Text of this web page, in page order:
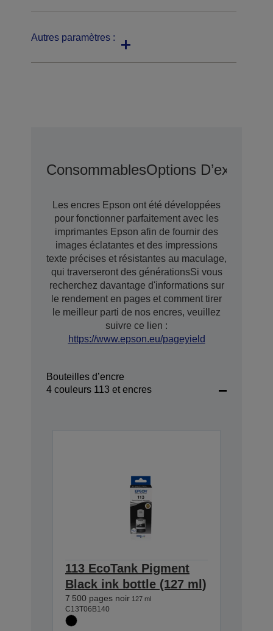
Autres paramètres :
ConsommablesOptions
Les encres Epson ont été développées
pour fonctionner parfaitement avec les
imprimantes Epson afin de fournir des
images éclatantes et des impressions
texte précises et résistantes au maculage,
qui traverseront des générationsSi vous
recherchez davantage d'informations sur
le rendement en pages et comment tirer
le meilleur parti de nos encres, veuillez
suivre ce lien :
https://www.epson.eu/pageyield
Bouteilles d’encre
4 couleurs 113 et encres
113 EcoTank Pigment
Black ink bottle (127 ml)
7 500 pages noir 127 ml
C13T06B140